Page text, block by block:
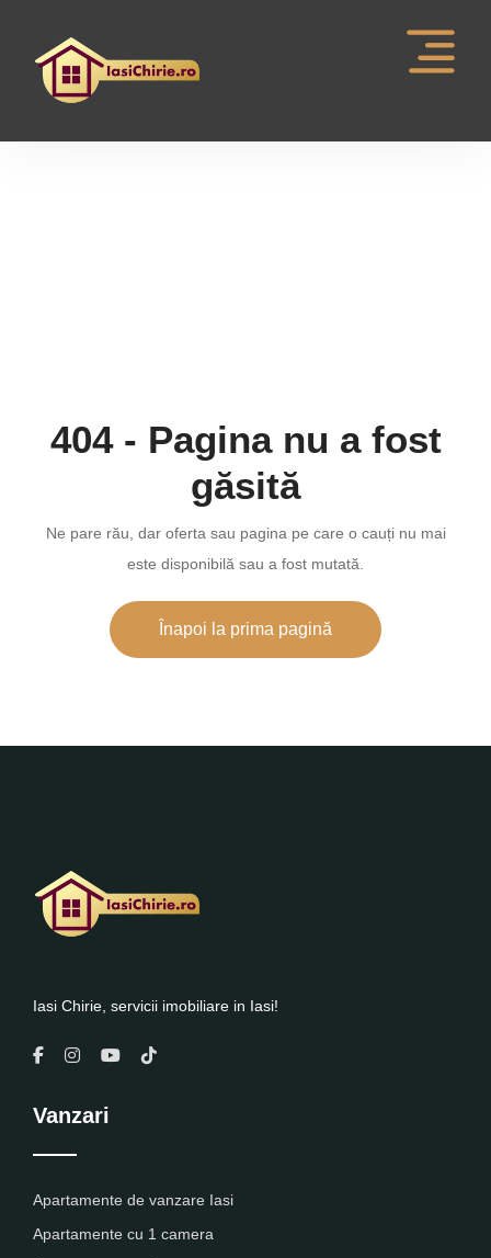
404 - Pagina nu a fost
găsită
Ne pare rău, dar oferta sau pagina pe care o cauți nu mai
este disponibilă sau a fost mutată.
Înapoi la prima pagină
Iasi Chirie, servicii imobiliare in Iasi!
Vanzari
Apartamente de vanzare Iasi
Apartamente cu 1 camera